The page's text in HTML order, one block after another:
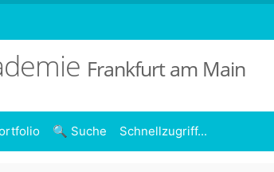
Frankfurt am Main
🔍 Suche Schnellzugriff...